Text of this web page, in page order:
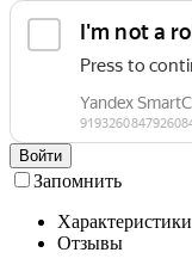
Войти
Запомнить
Характеристики
Отзывы